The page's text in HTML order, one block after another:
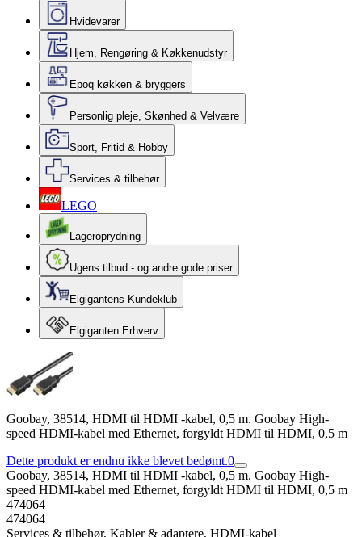
Hvidevarer
Hjem, Rengøring & Køkkenudstyr
Epoq køkken & bryggers
Personlig pleje, Skønhed & Velvære
Sport, Fritid & Hobby
Services & tilbehør
LEGO
Lageroprydning
Ugens tilbud - og andre gode priser
Elgigantens Kundeklub
Elgiganten Erhverv
Goobay, 38514, HDMI til HDMI -kabel, 0,5 m. Goobay High-
speed HDMI-kabel med Ethernet, forgyldt HDMI til HDMI, 0,5 m
Dette produkt er endnu ikke blevet bedømt.0
Goobay, 38514, HDMI til HDMI -kabel, 0,5 m. Goobay High-
speed HDMI-kabel med Ethernet, forgyldt HDMI til HDMI, 0,5 m
474064
474064
Services & tilbehør, Kabler & adaptere, HDMI-kabel